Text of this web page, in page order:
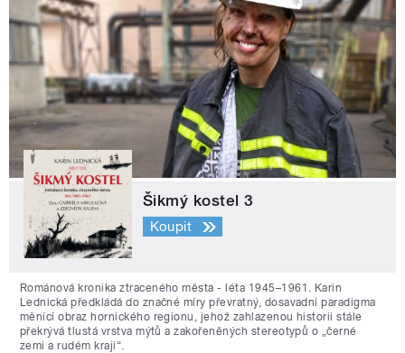
Šikmý kostel 3
Koupit
Románová kronika ztraceného města - léta 1945–1961. Karin
Lednická předkládá do značné míry převratný, dosavadní paradigma
měnící obraz hornického regionu, jehož zahlazenou historii stále
překrývá tlustá vrstva mýtů a zakořeněných stereotypů o „černé
zemi a rudém kraji“.